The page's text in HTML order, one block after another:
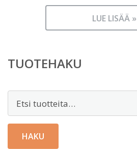
LUE LISÄÄ »
TUOTEHAKU
HAKU